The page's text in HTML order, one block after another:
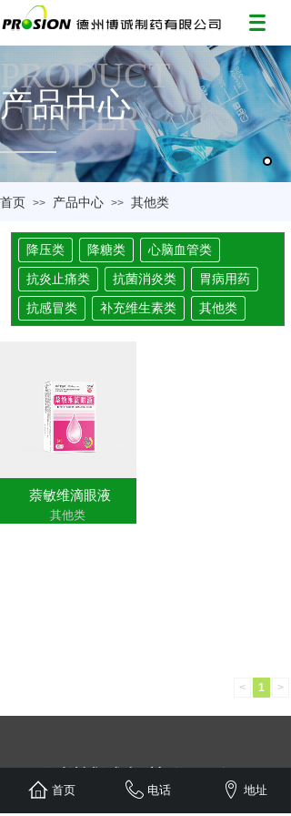
PRODUCT
CENTER
产品中心
首页 >> 产品中心 >> 其他类
降压类 降糖类
心脑血管类
抗炎止痛类
抗菌消炎类
胃病用药
抗感冒类
补充维生素类 其他类
萘敏维滴眼液
其他类
< 1 >
德州博诚制药有限公司
首页 电话 地址